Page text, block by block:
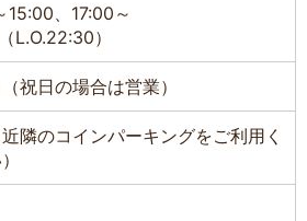
15:00、17:00～
L.O.22:30）
祝日の場合は営業）
隣のコインパーキングをご利用く